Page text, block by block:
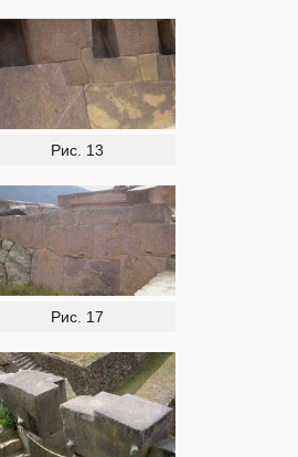
Рис. 13
Рис. 17